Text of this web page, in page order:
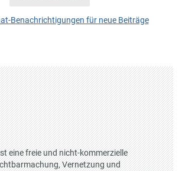
Benachrichtigungen für neue Beiträge
eine freie und nicht-kommerzielle
Vernetzung und